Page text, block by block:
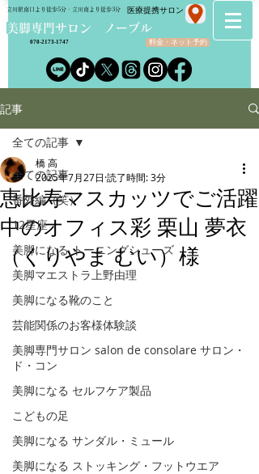
​美脚専門サロン ノーブル
立川駅南口より徒歩5分・立川南より徒歩3分
料金・ネット予約
070-2173-1747
​医療提携サロン
記事
全ての記事
番外編（笑）
12星座
美脚になる トーニングシューズ
美脚マエストラ上野由理
美脚になる靴のこと
芸能関係のお客様体験談
美脚専門サロン salon de consolare サロン・
ド・コン
美脚になる セルフケア製品
こどもの足
美脚になる サンダル・ミュール
美脚になる ストッキング・フットウエア
全ての記事
恵比寿マスカッツでご活躍
中のオフィス彩 栗山 夢衣
（くりやま むい）様
橋 高
2025年7月27日 読了時間: 3分